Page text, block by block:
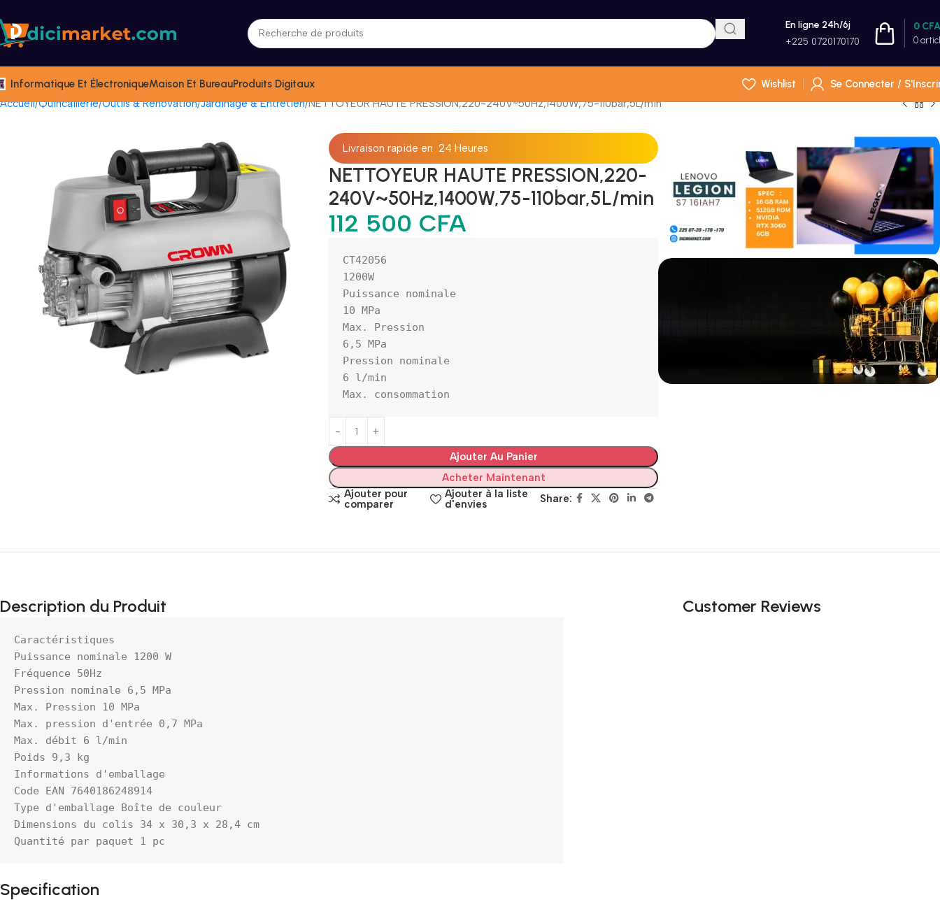
En ligne 24h/6j
+225 0720170170 0
0 CFA
Informatique Et ÉlectroniqueMaison Et BureauProduits Digitaux Wishlist
Se Connecter /
Accueil Quincaillerie Outils & Rénovation Jardinage & Entretien NETTOYEUR HAUTE PRESSION,220-240V~50Hz,1400W,75-110bar,5L/min
Livraison rapide en 24 Heures
NETTOYEUR HAUTE PRESSION,220-
240V~50Hz,1400W,75-110bar,5L/min
112 500 CFA
CT42056
1200W
Puissance nominale
10 MPa
Max. Pression
6,5 MPa
Pression nominale
6 l/min
Max. consommation
Ajouter Au Panier
Acheter Maintenant
Ajouter pour
comparer
Ajouter à la liste
d'envies
Share:
Description du Produit
Caractéristiques
Puissance nominale 1200 W
Fréquence 50Hz
Pression nominale 6,5 MPa
Max. Pression 10 MPa
Max. pression d'entrée 0,7 MPa
Max. débit 6 l/min
Poids 9,3 kg
Informations d'emballage
Code EAN 7640186248914
Type d'emballage Boîte de couleur
Dimensions du colis 34 x 30,3 x 28,4 cm
Quantité par paquet 1 pc
Specification
Customer Reviews